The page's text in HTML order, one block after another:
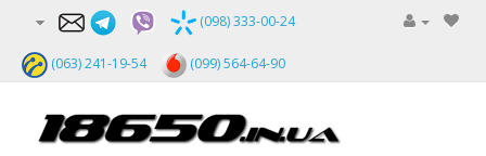
(098) 333-00-24
(063) 241-19-54 (099) 564-64-90